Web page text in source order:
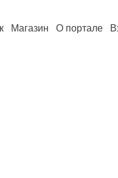
Магазин О портале